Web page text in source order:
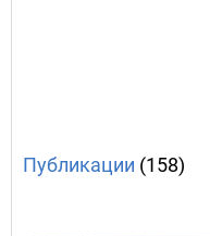
Публикации (158)